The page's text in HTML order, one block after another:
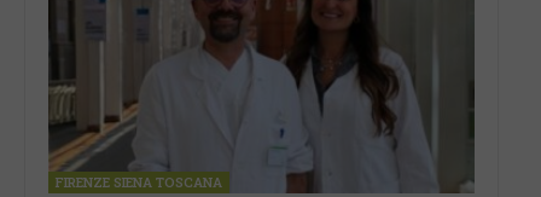
FIRENZE SIENA TOSCANA